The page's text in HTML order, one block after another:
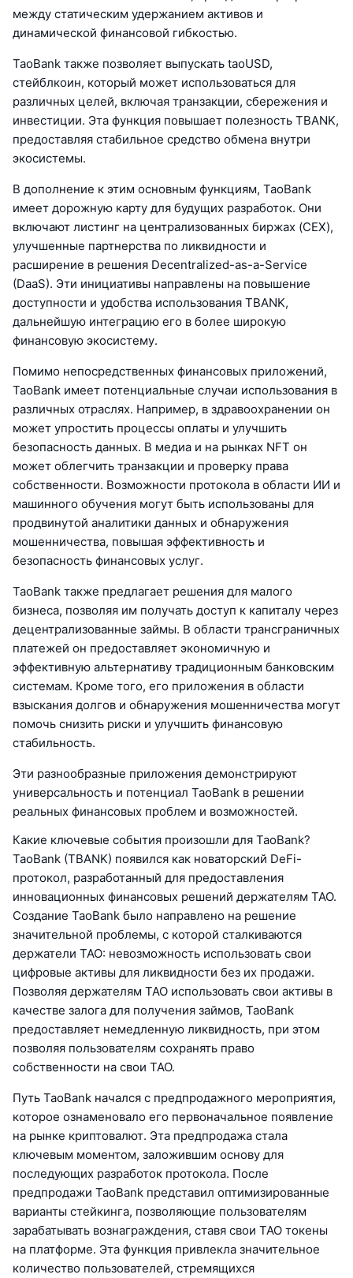
между статическим удержанием активов и
динамической финансовой гибкостью.
TaoBank также позволяет выпускать taoUSD,
стейблкоин, который может использоваться для
различных целей, включая транзакции, сбережения и
инвестиции. Эта функция повышает полезность TBANK,
предоставляя стабильное средство обмена внутри
экосистемы.
В дополнение к этим основным функциям, TaoBank
имеет дорожную карту для будущих разработок. Они
включают листинг на централизованных биржах (CEX),
улучшенные партнерства по ликвидности и
расширение в решения Decentralized-as-a-Service
(DaaS). Эти инициативы направлены на повышение
доступности и удобства использования TBANK,
дальнейшую интеграцию его в более широкую
финансовую экосистему.
Помимо непосредственных финансовых приложений,
TaoBank имеет потенциальные случаи использования в
различных отраслях. Например, в здравоохранении он
может упростить процессы оплаты и улучшить
безопасность данных. В медиа и на рынках NFT он
может облегчить транзакции и проверку права
собственности. Возможности протокола в области ИИ и
машинного обучения могут быть использованы для
продвинутой аналитики данных и обнаружения
мошенничества, повышая эффективность и
безопасность финансовых услуг.
TaoBank также предлагает решения для малого
бизнеса, позволяя им получать доступ к капиталу через
децентрализованные займы. В области трансграничных
платежей он предоставляет экономичную и
эффективную альтернативу традиционным банковским
системам. Кроме того, его приложения в области
взыскания долгов и обнаружения мошенничества могут
помочь снизить риски и улучшить финансовую
стабильность.
Эти разнообразные приложения демонстрируют
универсальность и потенциал TaoBank в решении
реальных финансовых проблем и возможностей.
Какие ключевые события произошли для TaoBank?
TaoBank (TBANK) появился как новаторский DeFi-
протокол, разработанный для предоставления
инновационных финансовых решений держателям TAO.
Создание TaoBank было направлено на решение
значительной проблемы, с которой сталкиваются
держатели TAO: невозможность использовать свои
цифровые активы для ликвидности без их продажи.
Позволяя держателям TAO использовать свои активы в
качестве залога для получения займов, TaoBank
предоставляет немедленную ликвидность, при этом
позволяя пользователям сохранять право
собственности на свои TAO.
Путь TaoBank начался с предпродажного мероприятия,
которое ознаменовало его первоначальное появление
на рынке криптовалют. Эта предпродажа стала
ключевым моментом, заложившим основу для
последующих разработок протокола. После
предпродажи TaoBank представил оптимизированные
варианты стейкинга, позволяющие пользователям
зарабатывать вознаграждения, ставя свои TAO токены
на платформе. Эта функция привлекла значительное
количество пользователей, стремящихся